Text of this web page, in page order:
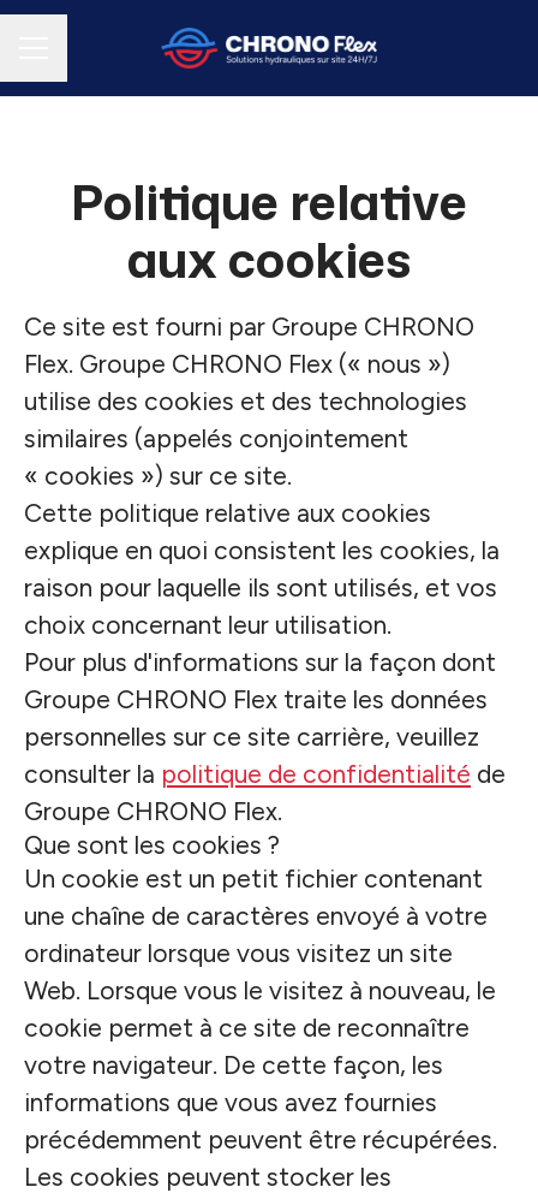
Politique relative
aux cookies
Ce site est fourni par Groupe CHRONO
Flex. Groupe CHRONO Flex (« nous »)
utilise des cookies et des technologies
similaires (appelés conjointement
« cookies ») sur ce site.
Cette politique relative aux cookies
explique en quoi consistent les cookies, la
raison pour laquelle ils sont utilisés, et vos
choix concernant leur utilisation.
Pour plus d'informations sur la façon dont
Groupe CHRONO Flex traite les données
personnelles sur ce site carrière, veuillez
consulter la politique de confidentialité de
Groupe CHRONO Flex.
Que sont les cookies ?
Un cookie est un petit fichier contenant
une chaîne de caractères envoyé à votre
ordinateur lorsque vous visitez un site
Web. Lorsque vous le visitez à nouveau, le
cookie permet à ce site de reconnaître
votre navigateur. De cette façon, les
informations que vous avez fournies
précédemment peuvent être récupérées.
Les cookies peuvent stocker les